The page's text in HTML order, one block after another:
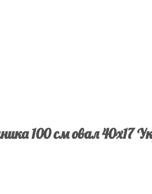
100 см овал 40х17